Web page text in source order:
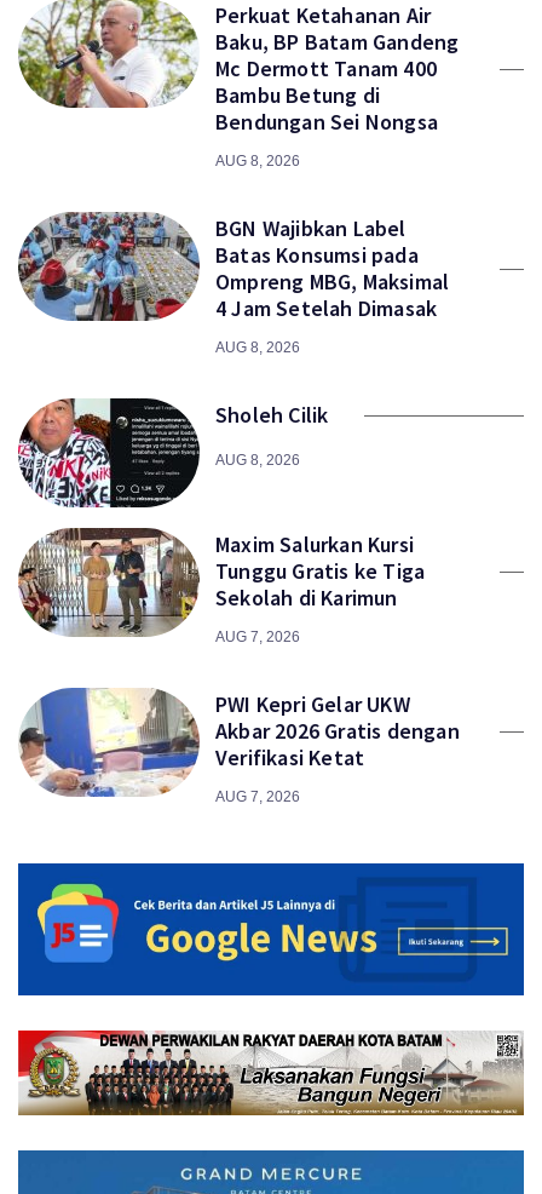
Perkuat Ketahanan Air
Baku, BP Batam Gandeng
Mc Dermott Tanam 400
Bambu Betung di
Bendungan Sei Nongsa
AUG 8, 2026
BGN Wajibkan Label
Batas Konsumsi pada
Ompreng MBG, Maksimal
4 Jam Setelah Dimasak
AUG 8, 2026
Sholeh Cilik
AUG 8, 2026
Maxim Salurkan Kursi
Tunggu Gratis ke Tiga
Sekolah di Karimun
AUG 7, 2026
PWI Kepri Gelar UKW
Akbar 2026 Gratis dengan
Verifikasi Ketat
AUG 7, 2026